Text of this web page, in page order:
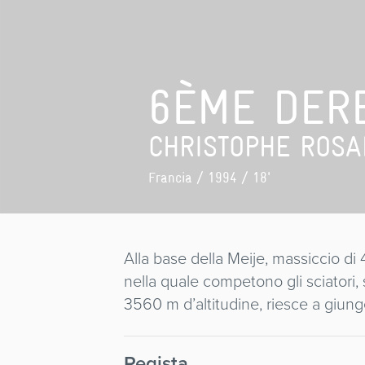
6ÈME
CHRISTOPHE
Francia / 1994 / 18'
Alla base della Meije, massiccio
nella quale competono gli
3560 m d’altitudine, riesce a